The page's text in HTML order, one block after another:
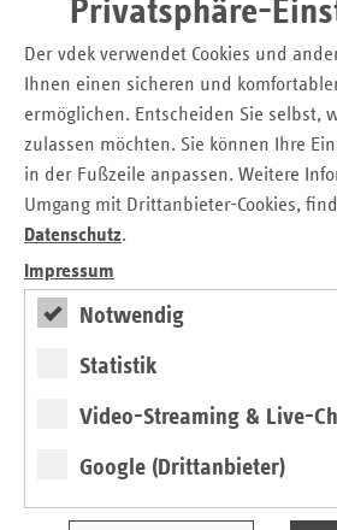
Privatsphäre-
Der vdek verwendet Cookies und
Ihnen einen sicheren und
ermöglichen. Entscheiden Sie selbst,
zulassen möchten. Sie können Ihre
in der Fußzeile anpassen. Weitere
Umgang mit Drittanbieter-Cookies,
Datenschutz.
Impressum
Notwendig
Statistik
Video-Streaming & Live-
Google (Drittanbieter)
Jobcenters Altenburger Land. „Daher
besonders, dass das Jobcenter hier in
dem vdek zukünftig kostenfreie
von Beratung bis hin zu konkreten
Die Mitarbeiter des Jobcenters werden
Gesundheitsberater ausgebildet. In
Arbeitslosen wird es ihr Job sein, für
Gesundheit zu sensibilisieren und u.a.
Teilnahme an Gesundheitskursen wie
zur gesunden Ernährung oder für
motivieren.
Insgesamt neun Jobcenter in
Menschen. Seitens der
AOK PLUS und der IKK classic, die
Begleitung als GKV-Federführer
Landesvertretung betreut bis Ende